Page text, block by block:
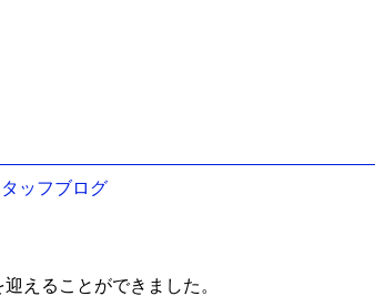
ッフブログ
えることができました。